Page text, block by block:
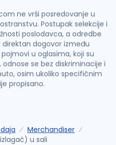
ne vrši posredovanje u
Postupak selekcije i
poslodavca, a odredbe
dogovor između
u oglasima, koji su
se bez diskriminacije i
osim ukoliko specifičnim
propisano.
Merchandiser
u sali